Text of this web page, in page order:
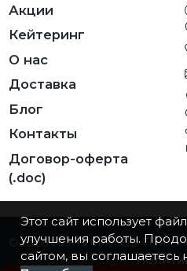
Акции
Кейтеринг
О нас
Доставка
Блог
Контакты
Договор-оферта
(.doc)
©2026ИП ТУМАНОВ П.М.
Этот сайт использует
улучшения работы.
сайтом, вы соглашаетесь